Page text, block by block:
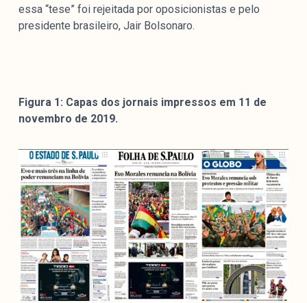
essa “tese” foi rejeitada por oposicionistas e pelo
presidente brasileiro, Jair Bolsonaro.
Figura 1: Capas dos jornais impressos em 11 de
novembro de 2019.